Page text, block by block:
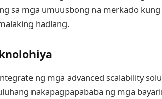
sa mga umuusbong na merkado kung
hadlang.
ng mga advanced scalability
nakapagpapababa ng mga